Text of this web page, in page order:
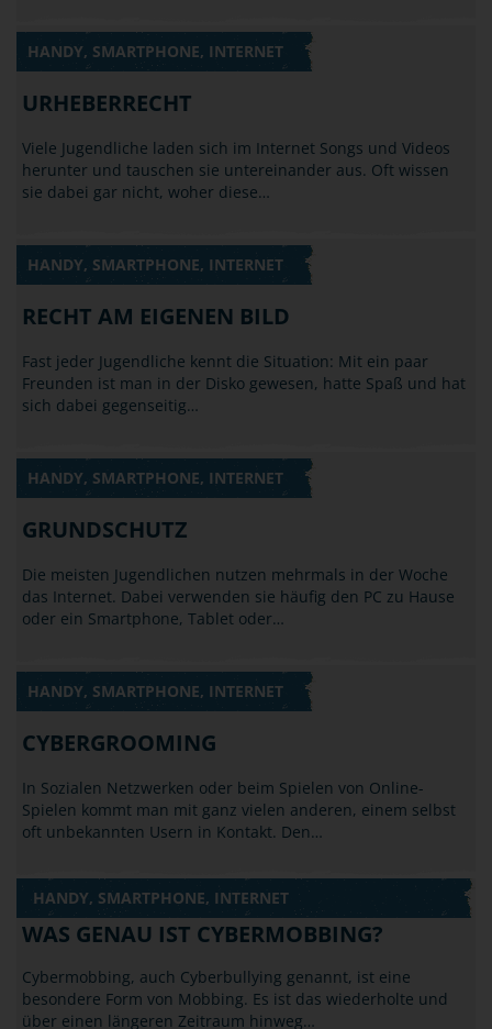
HANDY, SMARTPHONE, INTERNET
URHEBERRECHT
Viele Jugendliche laden sich im Internet Songs und Videos
herunter und tauschen sie untereinander aus. Oft wissen
sie dabei gar nicht, woher diese…
HANDY, SMARTPHONE, INTERNET
RECHT AM EIGENEN BILD
Fast jeder Jugendliche kennt die Situation: Mit ein paar
Freunden ist man in der Disko gewesen, hatte Spaß und hat
sich dabei gegenseitig…
HANDY, SMARTPHONE, INTERNET
GRUNDSCHUTZ
Die meisten Jugendlichen nutzen mehrmals in der Woche
das Internet. Dabei verwenden sie häufig den PC zu Hause
oder ein Smartphone, Tablet oder…
HANDY, SMARTPHONE, INTERNET
CYBERGROOMING
In Sozialen Netzwerken oder beim Spielen von Online-
Spielen kommt man mit ganz vielen anderen, einem selbst
oft unbekannten Usern in Kontakt. Den…
HANDY, SMARTPHONE, INTERNET
WAS GENAU IST CYBERMOBBING?
Cybermobbing, auch Cyberbullying genannt, ist eine
besondere Form von Mobbing. Es ist das wiederholte und
über einen längeren Zeitraum hinweg…